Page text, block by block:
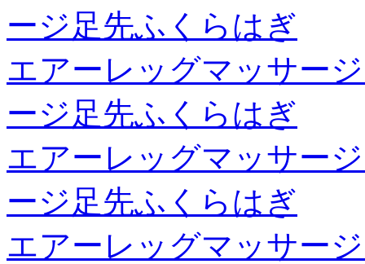
ージ足先ふくらはぎ
エアーレッグマッサー
ージ足先ふくらはぎ
エアーレッグマッサー
ージ足先ふくらはぎ
エアーレッグマッサー